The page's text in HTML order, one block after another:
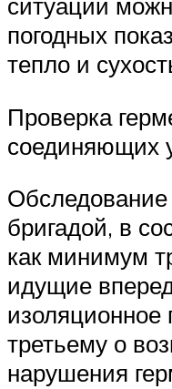
погодных
тепло и
Проверка
соединяющих
Обследование
бригадой, в
как минимум
идущие
изоляционное
третьему о
нарушения